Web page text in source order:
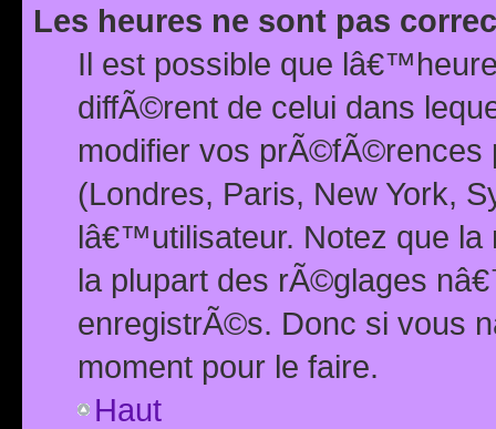
Les heures ne sont pas
Il est possible que
diffÃ©rent de celui dans
modifier vos prÃ©fÃ©rences
(Londres, Paris, New York,
lâ€™utilisateur. Notez que la
la plupart des rÃ©glages
enregistrÃ©s. Donc si vous
moment pour le faire.
Haut